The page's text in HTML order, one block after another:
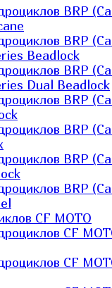
BRP
BRP
Beadlock
BRP
Dual Beadlock
BRP
BRP
BRP
BRP
CF MOTO
CF
CF